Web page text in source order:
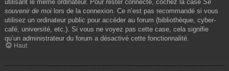
utilisant le même ordinateur. Pour rester connecté, cochez la case Se
souvenir de moi lors de la connexion. Ce n’est pas recommandé si vous
utilisez un ordinateur public pour accéder au forum (bibliothèque, cyber-
café, université, etc.). Si vous ne voyez pas cette case, cela signifie
qu’un administrateur du forum a désactivé cette fonctionnalité.
Haut